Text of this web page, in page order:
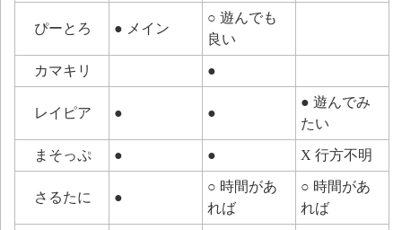
ぴーとろ ● メイン
○ 遊んでも
良い
カマキリ ●
レイピア ● ●
● 遊んでみ
たい
まそっぷ ● ● X 行方不明
さるたに ●
○ 時間があ
れば
○ 時間があ
れば